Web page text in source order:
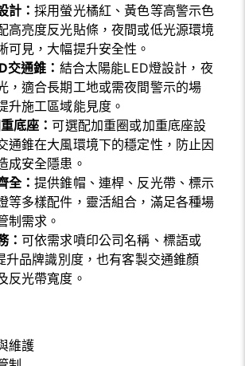
計：採用螢光橘紅、黃色等高警示色
高亮度反光貼條，夜間或低光源環境
可見，大幅提升安全性。
交通錐： 結合太陽能LED燈設計，夜
，適合長期工地或需夜間警示的場
升施工區域能見度。
底座：可選配加重圈或加重底座設
通錐在大風環境下的穩定性，防止因
成安全隱患。
全：提供錐帽、連桿、反光帶、標示
等多樣配件，靈活組合，滿足各種場
制需求。
： 可依需求噴印公司名稱、標語或
升品牌識別度，也有客製交通錐顏
反光帶寬度。
維護